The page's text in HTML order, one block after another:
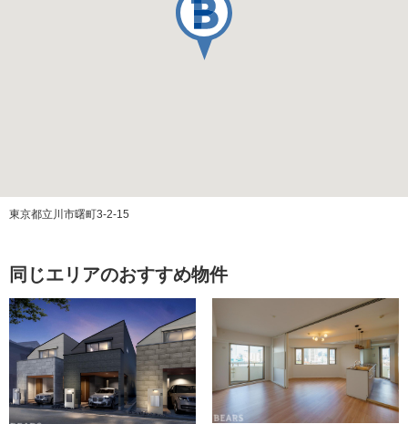
管理方式 全部委託（日勤）
修繕積立金
ペット飼育 可（飼育細則有）
エレベーター あり
構造 RC(鉄筋コンクリート)造
東京都立川市曙町3-2-15
同じエリアのおすすめ物件